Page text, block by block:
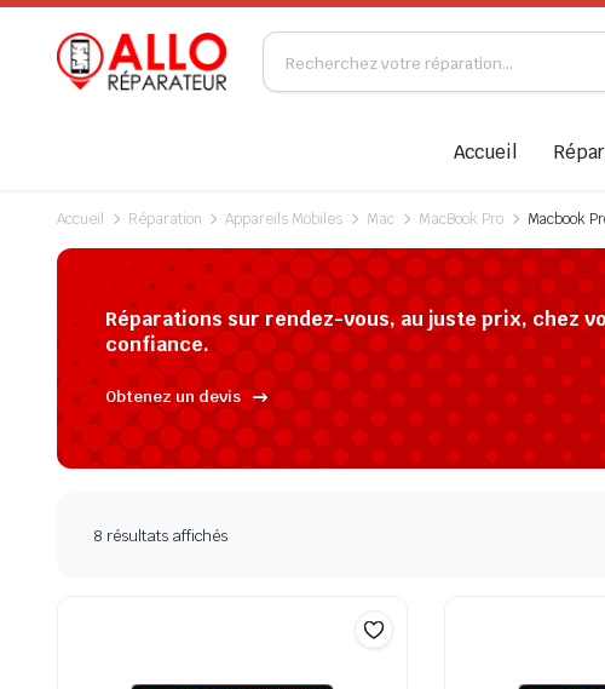
Accueil
Accueil Réparation Appareils Mobiles Mac MacBook Pro Macbook
Réparations sur rendez-vous, au juste prix, chez
confiance.
Obtenez un devis
8 résultats affichés